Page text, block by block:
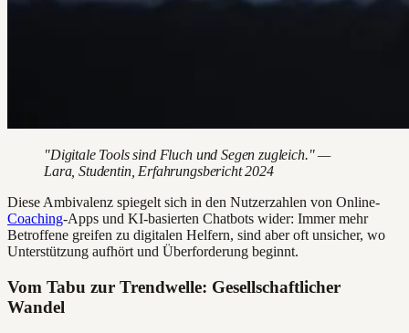
"Digitale Tools sind Fluch und Segen zugleich." —
Lara, Studentin, Erfahrungsbericht 2024
Diese Ambivalenz spiegelt sich in den Nutzerzahlen von Online-
Coaching-Apps und KI-basierten Chatbots wider: Immer mehr
Betroffene greifen zu digitalen Helfern, sind aber oft unsicher, wo
Unterstützung aufhört und Überforderung beginnt.
Vom Tabu zur Trendwelle: Gesellschaftlicher
Wandel